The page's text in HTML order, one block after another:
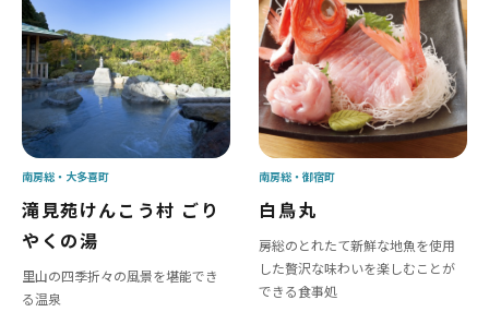
滝見苑けんこう村 ごり
やくの湯
里山の四季折々の風景を堪能でき
る温泉
南房総 大多喜町
白鳥丸
房総のとれたて新鮮な地魚を使用
した贅沢な味わいを楽しむことが
できる食事処
南房総 御宿町